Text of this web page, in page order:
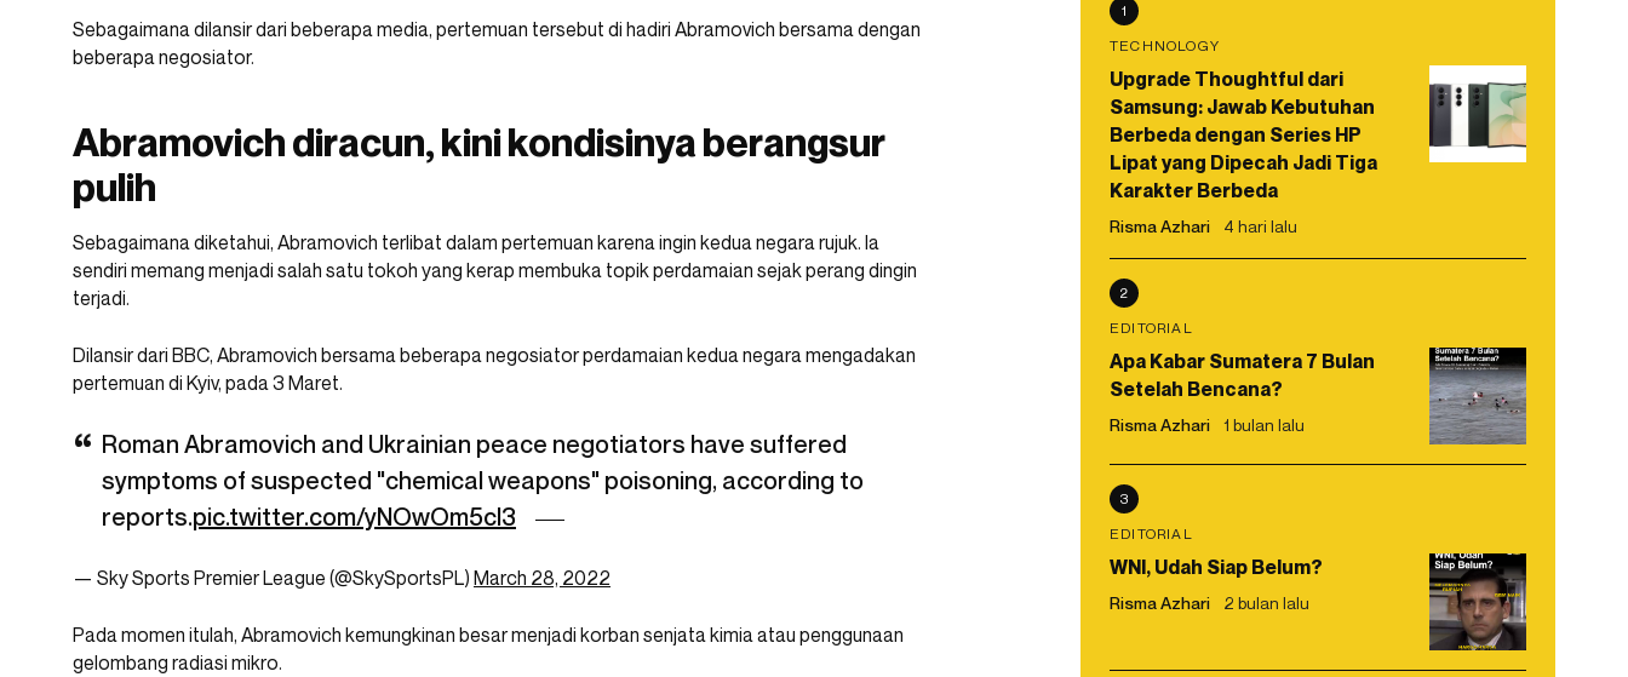
Sebagaimana dilansir dari beberapa media, pertemuan tersebut di hadiri Abramovich bersama dengan
beberapa negosiator.
Abramovich diracun, kini kondisinya berangsur
pulih
Sebagaimana diketahui, Abramovich terlibat dalam pertemuan karena ingin kedua negara rujuk. Ia
sendiri memang menjadi salah satu tokoh yang kerap membuka topik perdamaian sejak perang dingin
terjadi.
Dilansir dari BBC, Abramovich bersama beberapa negosiator perdamaian kedua negara mengadakan
pertemuan di Kyiv, pada 3 Maret.
Roman Abramovich and Ukrainian peace negotiators have suffered
symptoms of suspected "chemical weapons" poisoning, according to
reports.pic.twitter.com/yNOwOm5cl3
— Sky Sports Premier League (@SkySportsPL) March 28, 2022
Pada momen itulah, Abramovich kemungkinan besar menjadi korban senjata kimia atau penggunaan
gelombang radiasi mikro.
1
TECHNOLOGY
Upgrade Thoughtful dari
Samsung: Jawab Kebutuhan
Berbeda dengan Series HP
Lipat yang Dipecah Jadi Tiga
Karakter Berbeda
Risma Azhari 4 hari lalu
2
EDITORIAL
Apa Kabar Sumatera 7 Bulan
Setelah Bencana?
Risma Azhari 1 bulan lalu
3
EDITORIAL
WNI, Udah Siap Belum?
Risma Azhari 2 bulan lalu